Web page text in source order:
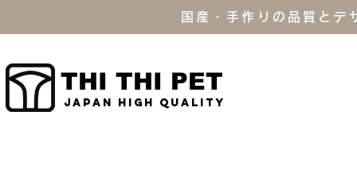
国産・手作りの品質と
THI THI PET
JAPAN high quality